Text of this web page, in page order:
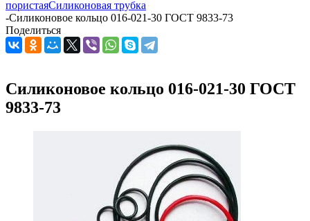
пористаяСиликоновая трубка
-Силиконовое кольцо 016-021-30 ГОСТ 9833-73
Поделиться
Силиконовое кольцо 016-021-30 ГОСТ
9833-73